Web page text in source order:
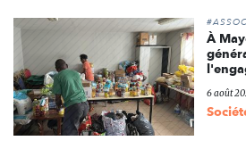
À
6 août